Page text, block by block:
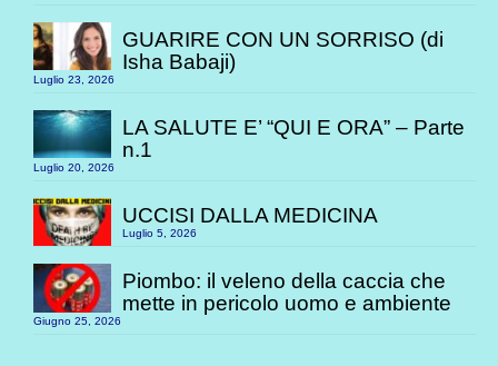
GUARIRE CON UN SORRISO (di
Isha Babaji)
Luglio 23, 2026
LA SALUTE E’ “QUI E ORA” – Parte
n.1
Luglio 20, 2026
UCCISI DALLA MEDICINA
Luglio 5, 2026
Piombo: il veleno della caccia che
mette in pericolo uomo e ambiente
Giugno 25, 2026